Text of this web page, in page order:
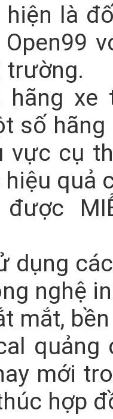
hiện là
Open99
trường.
hãng
số
vực cụ
quả
được
dụng
nghệ
mắt,
mới
hợp